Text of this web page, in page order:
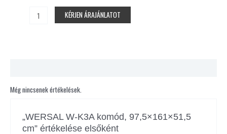
KÉRJEN ÁRAJÁNLATOT
Még nincsenek értékelések.
„WERSAL W-K3A komód, 97,5×161×51,5
cm” értékelése elsőként